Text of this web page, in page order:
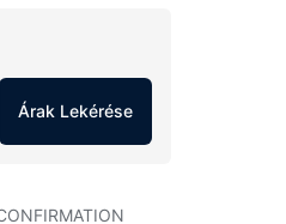
Árak Lekérése